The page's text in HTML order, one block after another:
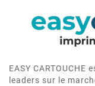
EASY
leaders sur le